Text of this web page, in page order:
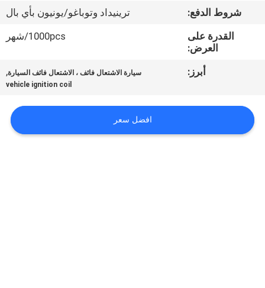
اطلب
الموقع
شروط الدفع:
ترينيداد وتوباغو/يونيون بأي بال
القدرة على
العرض:
1000pcs/شهر
أبرز: سيارة الاشتعال فائف ، الاشتعال فائف السيارة,
vehicle ignition coil
افضل سعر